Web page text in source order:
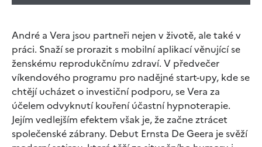
André a Vera jsou partneři nejen v životě, ale také v
práci. Snaží se prorazit s mobilní aplikací věnující se
ženskému reprodukčnímu zdraví. V předvečer
víkendového programu pro nadějné start-upy, kde se
chtějí ucházet o investiční podporu, se Vera za
účelem odvyknutí kouření účastní hypnoterapie.
Jejím vedlejším efektem však je, že začne ztrácet
společenské zábrany. Debut Ernsta De Geera je svěží